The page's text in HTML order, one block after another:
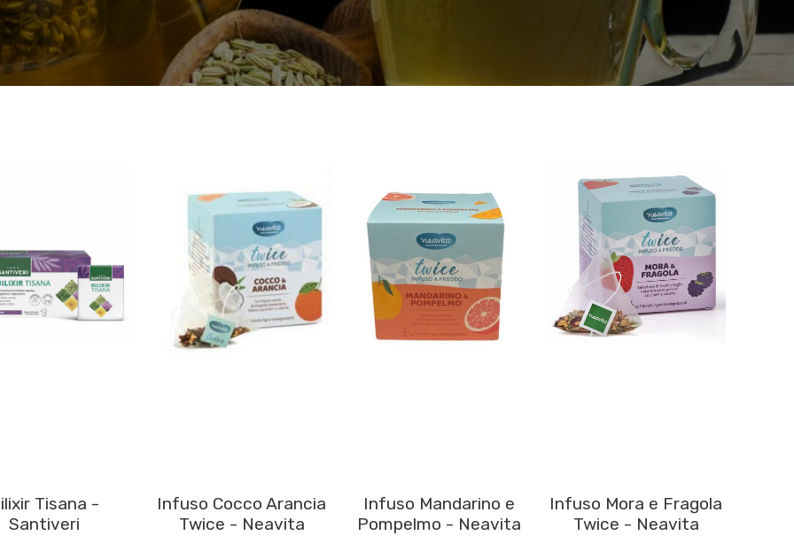
Tisana -
Santiveri
Infuso Cocco Arancia
Twice - Neavita
Infuso Mandarino e
Pompelmo - Neavita
Infuso Mora e Fragola
Twice - Neavita